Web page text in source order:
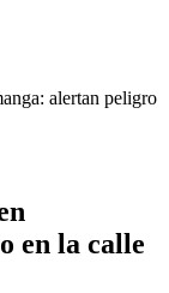
alertan peligro
en la calle